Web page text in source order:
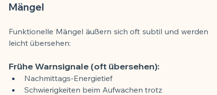
Mängel
Funktionelle Mängel äußern sich oft subtil und werden
leicht übersehen:
Frühe Warnsignale (oft übersehen):
Nachmittags-Energietief
Schwierigkeiten beim Aufwachen trotz